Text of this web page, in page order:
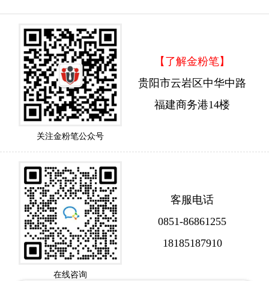
关注金粉笔公众号
【了解金粉笔】
贵阳市云岩区中华中路
福建商务港14楼
在线咨询
客服电话
0851-86861255
18185187910